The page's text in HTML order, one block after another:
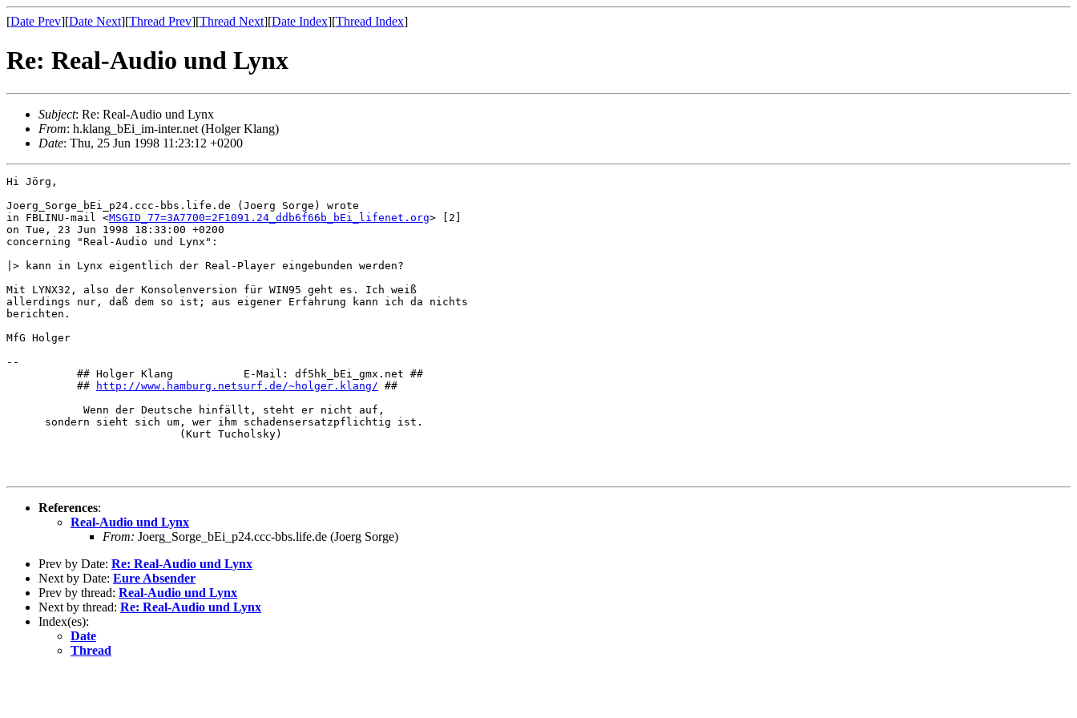
[Date Prev][Date Next][Thread Prev][Thread Next][Date Index][Thread Index]
Re: Real-Audio und Lynx
Subject: Re: Real-Audio und Lynx
From: h.klang_bEi_im-inter.net (Holger Klang)
Date: Thu, 25 Jun 1998 11:23:12 +0200
Hi Jörg,
Joerg_Sorge_bEi_p24.ccc-bbs.life.de (Joerg Sorge) wrote
in FBLINU-mail <MSGID_77=3A7700=2F1091.24_ddb6f66b_bEi_lifenet.org> [2]
on Tue, 23 Jun 1998 18:33:00 +0200
concerning "Real-Audio und Lynx":
|> kann in Lynx eigentlich der Real-Player eingebunden werden?
Mit LYNX32, also der Konsolenversion für WIN95 geht es. Ich weiß
allerdings nur, daß dem so ist; aus eigener Erfahrung kann ich da nichts
berichten.
MfG Holger
--
           ## Holger Klang           E-Mail: df5hk_bEi_gmx.net ##
           ##
http://www.hamburg.netsurf.de/~holger.klang/ ##
            Wenn der Deutsche hinfällt, steht er nicht auf,
      sondern sieht sich um, wer ihm schadensersatzpflichtig ist.
                           (Kurt Tucholsky)
References:
Real-Audio und Lynx
From: Joerg_Sorge_bEi_p24.ccc-bbs.life.de (Joerg Sorge)
Prev by Date: Re: Real-Audio und Lynx
Next by Date: Eure Absender
Prev by thread: Real-Audio und Lynx
Next by thread: Re: Real-Audio und Lynx
Index(es):
Date
Thread